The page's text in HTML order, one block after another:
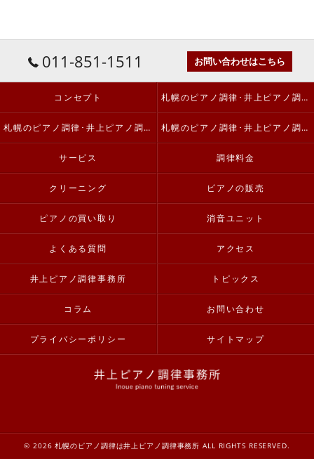
011-851-1511 お問い合わせはこちら
コンセプト 札幌のピアノ調律･井上ピアノ調律事務所の口コミ情報
札幌のピアノ調律･井上ピアノ調律事務所の評判 札幌のピアノ調律･井上ピアノ調律事務所のお客様の声
サービス 調律料金
クリーニング ピアノの販売
ピアノの買い取り 消音ユニット
よくある質問 アクセス
井上ピアノ調律事務所 トピックス
コラム お問い合わせ
プライバシーポリシー サイトマップ
© 2026 札幌のピアノ調律は井上ピアノ調律事務所 ALL RIGHTS RESERVED.